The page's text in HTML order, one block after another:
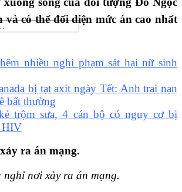
luật
có thể đối diện mức án cao nhất
nhiều nghi phạm sát hại nữ sinh
bị tạt axit ngày Tết: Anh trai nạn
bất thường
trộm sưa, 4 cán bộ có nguy cơ bị
HIV
nghỉ nơi xảy ra án mạng.